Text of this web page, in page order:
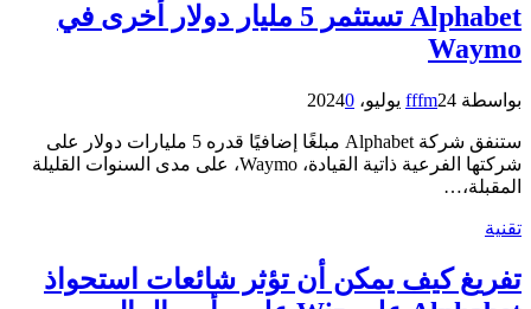
Alphabet تستثمر 5 مليار دولار أخرى في
Waymo
بواسطة fffm24 يوليو، 2024 0
ستنفق شركة Alphabet مبلغًا إضافيًا قدره 5 مليارات دولار على
شركتها الفرعية ذاتية القيادة، Waymo، على مدى السنوات القليلة
المقبلة،…
تقنية
تفريغ كيف يمكن أن تؤثر شائعات استحواذ